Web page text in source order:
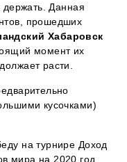
держать. Данная
прошедших
Хабаровск
момент их
расти.
кусочками)
на турнире Доход
мира на 2020 год